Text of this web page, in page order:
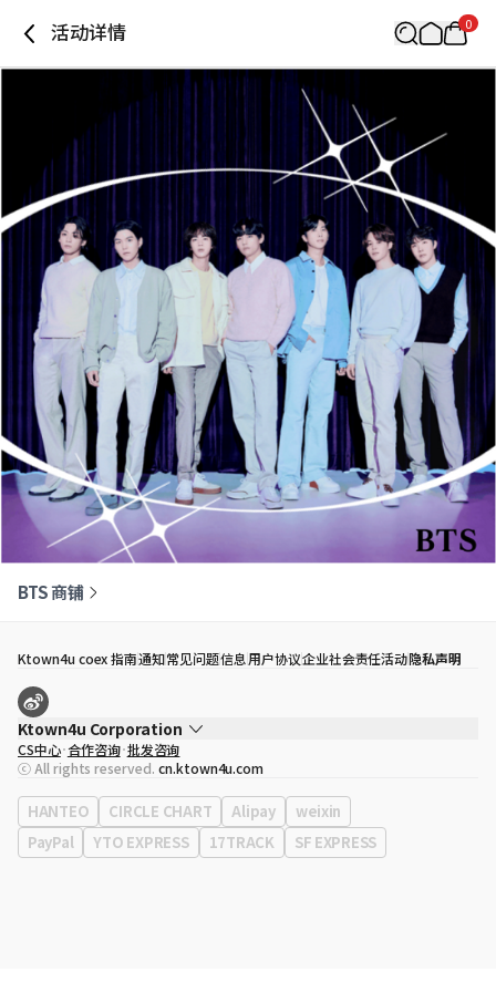
活动详情 0
BTS 商铺
Ktown4u coex 指南通知常见问题信息用户协议企业社会责任活动隐私声明
Ktown4u Corporation
代表
宋効珉
营业执照 120-87-71116
公司地址 首尔特别市 江南区 岭东大路 513号 3楼 （三成洞， coex)
CS中心 合作咨询 批发咨询
ⓒ All rights reserved. cn.ktown4u.com
HANTEO CIRCLE CHART Alipay
weixin
PayPal
YTO EXPRESS 17TRACK SF EXPRESS